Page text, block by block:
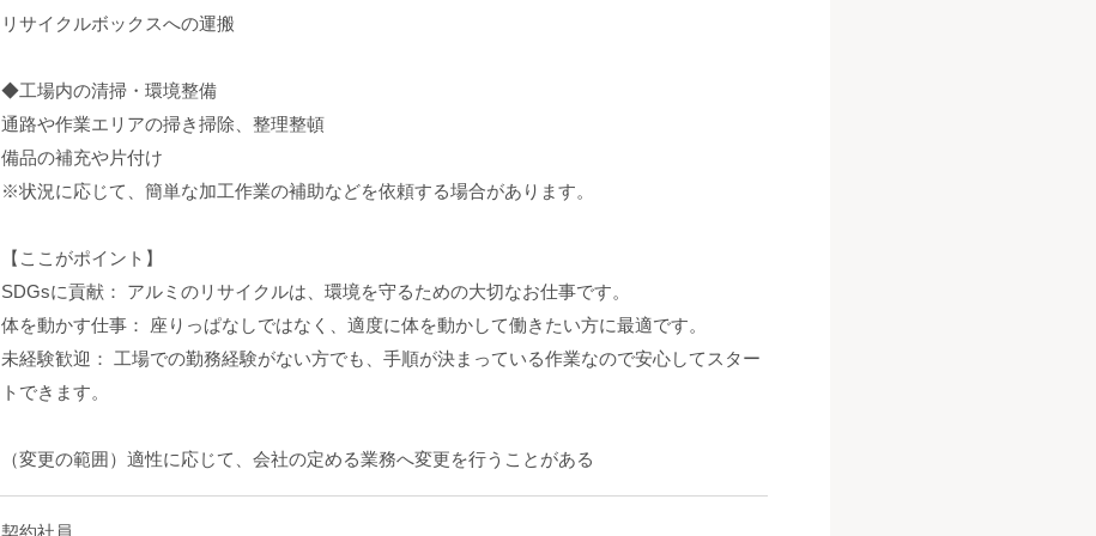
リサイクルボックスへの運搬
◆工場内の清掃・環境整備
通路や作業エリアの掃き掃除、整理整頓
備品の補充や片付け
※状況に応じて、簡単な加工作業の補助などを依頼する場合があります。
【ここがポイント】
SDGsに貢献： アルミのリサイクルは、環境を守るための大切なお仕事です。
体を動かす仕事： 座りっぱなしではなく、適度に体を動かして働きたい方に最適です。
未経験歓迎： 工場での勤務経験がない方でも、手順が決まっている作業なので安心してスター
トできます。
（変更の範囲）適性に応じて、会社の定める業務へ変更を行うことがある
契約社員